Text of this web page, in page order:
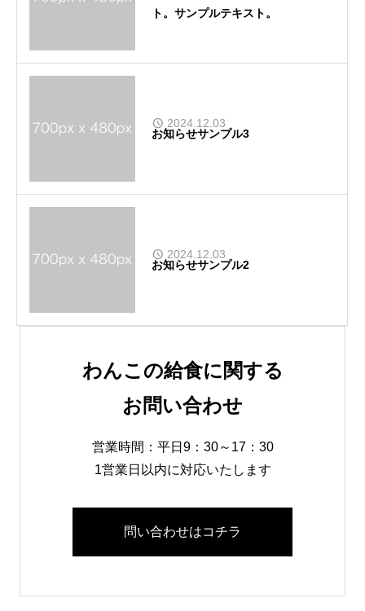
ト。サンプルテキスト。
2024.12.03
お知らせサンプル3
2024.12.03
お知らせサンプル2
わんこの給食に関する
お問い合わせ
営業時間：平日9：30～17：30
1営業日以内に対応いたします
問い合わせはコチラ